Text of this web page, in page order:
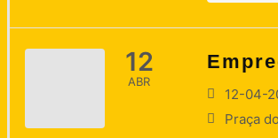
12
ABR
12-04-
Praça